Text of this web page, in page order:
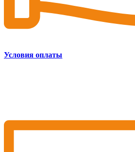
Условия оплаты